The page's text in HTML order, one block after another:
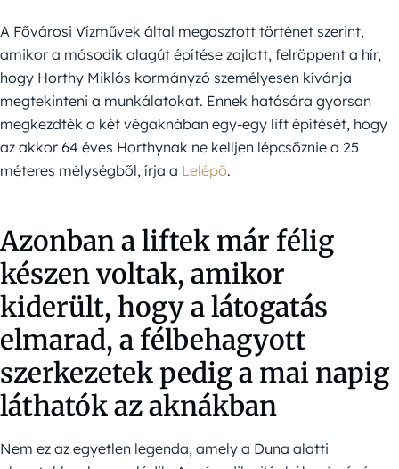
A Fővárosi Vízművek által megosztott történet szerint,
amikor a második alagút építése zajlott, felröppent a hír,
hogy Horthy Miklós kormányzó személyesen kívánja
megtekinteni a munkálatokat. Ennek hatására gyorsan
megkezdték a két végaknában egy-egy lift építését, hogy
az akkor 64 éves Horthynak ne kelljen lépcsőznie a 25
méteres mélységből, írja a Lelépő.
Azonban a liftek már félig
készen voltak, amikor
kiderült, hogy a látogatás
elmarad, a félbehagyott
szerkezetek pedig a mai napig
láthatók az aknákban
Nem ez az egyetlen legenda, amely a Duna alatti